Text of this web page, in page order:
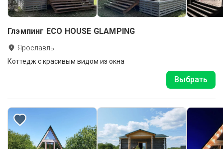
Глэмпинг ECO HOUSE GLAMPING
Ярославль
Коттедж с красивым видом из окна
Выбрать